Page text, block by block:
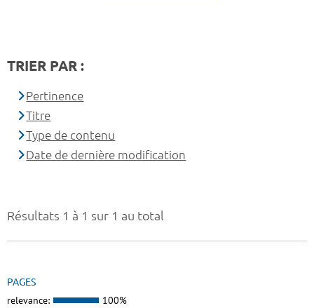
Résultats 1 à 1 sur 1 au total
PAGES
relevance: 100%
TRIER PAR :
Pertinence
Titre
Type de contenu
Date de dernière modification